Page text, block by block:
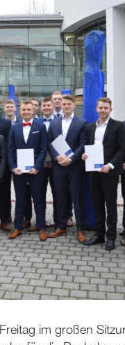
im großen